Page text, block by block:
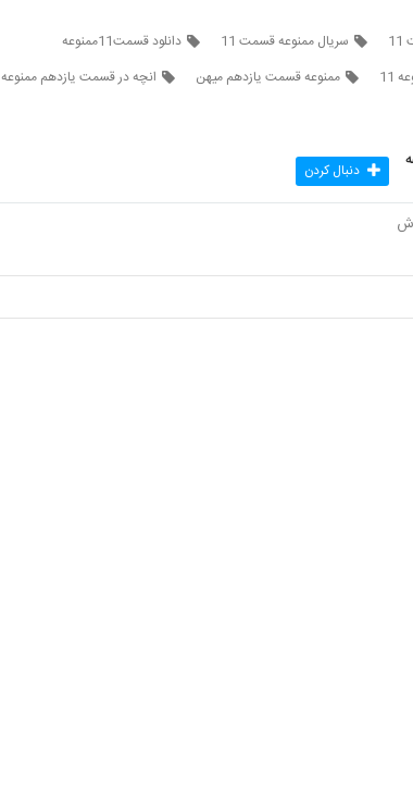
سریال ممنوعه قسمت 11
دانلود قسمت11ممنوعه
11 ممنوعه قسمت یازدهم میهن
انچه در قسمت یازدهم ممنوعه
دنبال کردن